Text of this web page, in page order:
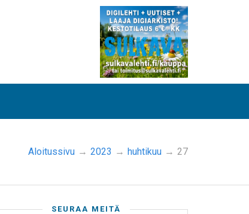
Aloitussivu → 2023 → huhtikuu → 27
SEURAA MEITÄ